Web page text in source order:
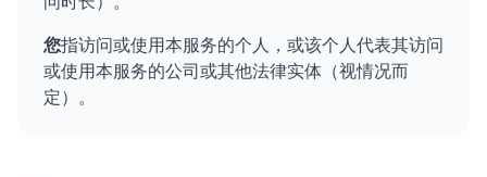
您指访问或使用本服务的个人，或该个人代表其访问
或使用本服务的公司或其他法律实体（视情况而
定）。